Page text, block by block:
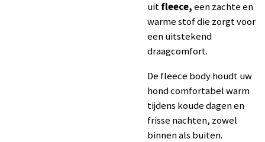
uitfleece,een zachte en
warme stof die zorgt voor
een uitstekend
draagcomfort.
De fleece body houdt uw
hond comfortabel warm
tijdens koude dagen en
frisse nachten, zowel
binnen als buiten.